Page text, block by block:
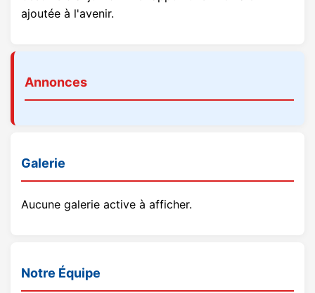
ajoutée à l'avenir.
Annonces
Galerie
Aucune galerie active à afficher.
Notre Équipe